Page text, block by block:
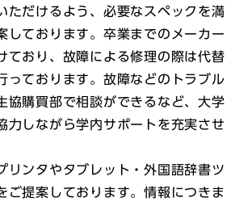
ただけるよう、必要なスペックを満
しております。卒業までのメーカー
ており、故障による修理の際は代替
っております。故障などのトラブル
協購買部で相談ができるなど、大学
力しながら学内サポートを充実させ
ンタやタブレット・外国語辞書ツ
ご提案しております。情報につきま